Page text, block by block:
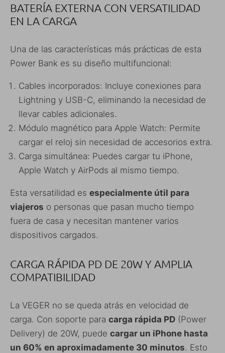
BATERÍA EXTERNA CON VERSATILIDAD
EN LA CARGA
Una de las características más prácticas de esta
Power Bank es su diseño multifuncional:
Cables incorporados: Incluye conexiones para
Lightning y USB-C, eliminando la necesidad de
llevar cables adicionales.
Módulo magnético para Apple Watch: Permite
cargar el reloj sin necesidad de accesorios extra.
Carga simultánea: Puedes cargar tu iPhone,
Apple Watch y AirPods al mismo tiempo.
Esta versatilidad es especialmente útil para
viajeros o personas que pasan mucho tiempo
fuera de casa y necesitan mantener varios
dispositivos cargados.
CARGA RÁPIDA PD DE 20W Y AMPLIA
COMPATIBILIDAD
La VEGER no se queda atrás en velocidad de
carga. Con soporte para carga rápida PD (Power
Delivery) de 20W, puede cargar un iPhone hasta
un 60% en aproximadamente 30 minutos. Esto